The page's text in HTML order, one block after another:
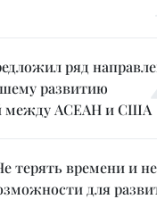
ряд
развитию
между АСЕАН и США
терять времени и не
для